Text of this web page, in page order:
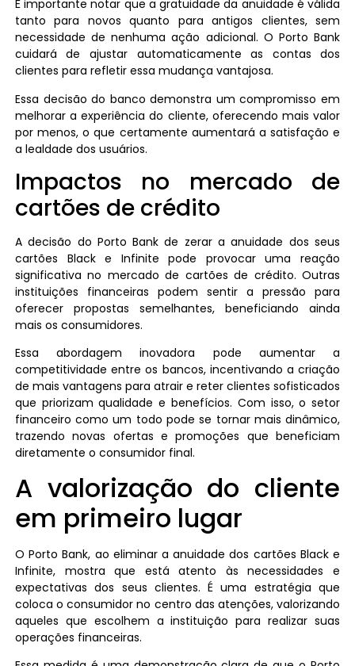
É importante notar que a gratuidade da anuidade é válida
tanto para novos quanto para antigos clientes, sem
necessidade de nenhuma ação adicional. O Porto Bank
cuidará de ajustar automaticamente as contas dos
clientes para refletir essa mudança vantajosa.
Essa decisão do banco demonstra um compromisso em
melhorar a experiência do cliente, oferecendo mais valor
por menos, o que certamente aumentará a satisfação e
a lealdade dos usuários.
Impactos no mercado de
cartões de crédito
A decisão do Porto Bank de zerar a anuidade dos seus
cartões Black e Infinite pode provocar uma reação
significativa no mercado de cartões de crédito. Outras
instituições financeiras podem sentir a pressão para
oferecer propostas semelhantes, beneficiando ainda
mais os consumidores.
Essa abordagem inovadora pode aumentar a
competitividade entre os bancos, incentivando a criação
de mais vantagens para atrair e reter clientes sofisticados
que priorizam qualidade e benefícios. Com isso, o setor
financeiro como um todo pode se tornar mais dinâmico,
trazendo novas ofertas e promoções que beneficiam
diretamente o consumidor final.
A valorização do cliente
em primeiro lugar
O Porto Bank, ao eliminar a anuidade dos cartões Black e
Infinite, mostra que está atento às necessidades e
expectativas dos seus clientes. É uma estratégia que
coloca o consumidor no centro das atenções, valorizando
aqueles que escolhem a instituição para realizar suas
operações financeiras.